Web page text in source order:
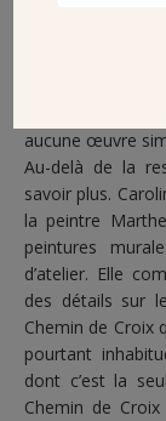
aucune œuvre
Au-delà de la
savoir plus.
la peintre
peintures
d’atelier. Elle
des détails sur
Chemin de Croix
pourtant
dont c’est la
Chemin de